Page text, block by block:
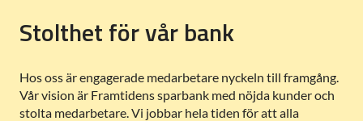
Stolthet för vår bank
Hos oss är engagerade medarbetare nyckeln till framgång.
Vår vision är Framtidens sparbank med nöjda kunder och
stolta medarbetare. Vi jobbar hela tiden för att alla